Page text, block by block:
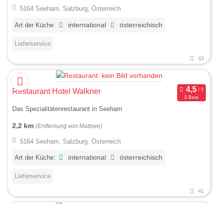
5164 Seeham, Salzburg, Österreich
Art der Küche: international österreichisch
Lieferservice
43
Restaurant Hotel Walkner
3 Bew.
Das Spezialitätenrestaurant in Seeham
2,2 km (Entfernung von Mattsee)
5164 Seeham, Salzburg, Österreich
Art der Küche: international österreichisch
Lieferservice
41